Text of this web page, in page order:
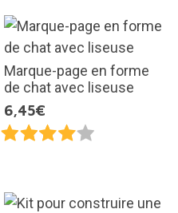
Marque-page en forme
de chat avec liseuse
6,45€